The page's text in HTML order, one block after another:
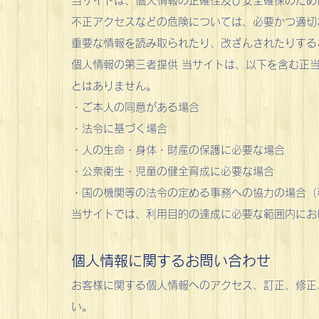
不正アクセスなどの危険については、必要かつ適
重要な情報を読み取られたり、改ざんされたりす
個人情報の第三者提供 当サイトは、以下を含む正
とはありません。
・ご本人の同意がある場合
・法令に基づく場合
・人の生命・身体・財産の保護に必要な場合
・公衆衛生・児童の健全育成に必要な場合
・国の機関等の法令の定める事務への協力の場合
当サイトでは、利用目的の達成に必要な範囲内に
個人情報に関するお問い合わせ
お客様に関する個人情報へのアクセス、訂正、修
い。